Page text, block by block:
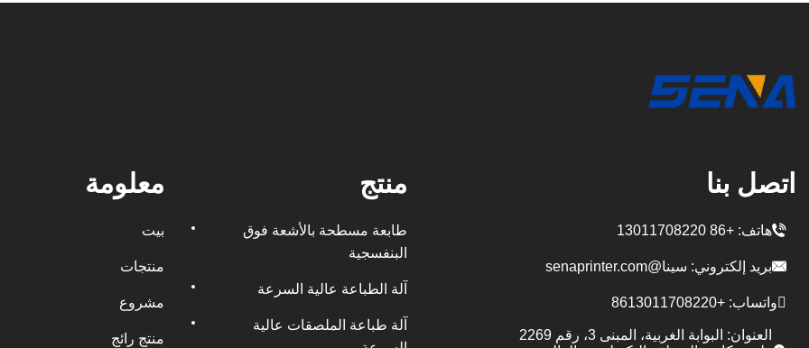
معلومة
بيت
منتجات
مشروع
منتج رائج
منتج
طابعة مسطحة بالأشعة فوق
البنفسجية
آلة الطباعة عالية السرعة
آلة طباعة الملصقات عالية
اتصل بنا
هاتف: +86 13011708220
بريد إلكتروني: سينا@senaprinter.com
واتساب: +8613011708220
العنوان: البوابة الغربية، المبنى 3، رقم 2269